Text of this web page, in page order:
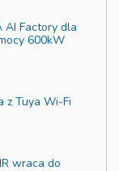
AI Factory dla
600kW
z Tuya Wi-Fi
wraca do